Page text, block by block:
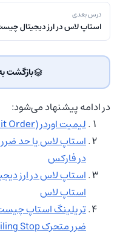
درس بعدی
استاپ لاس در ارز دیجیتال
بازگشت
در ادامه پیشنهاد می‌شود:
لیمیت اوردر (Limit Order) چیست؟
در فارکس
استاپ لاس در ارز
استاپ لاس
تریلینگ استاپ
ضرر متحرک Trailing Stop در متاتریدر 4